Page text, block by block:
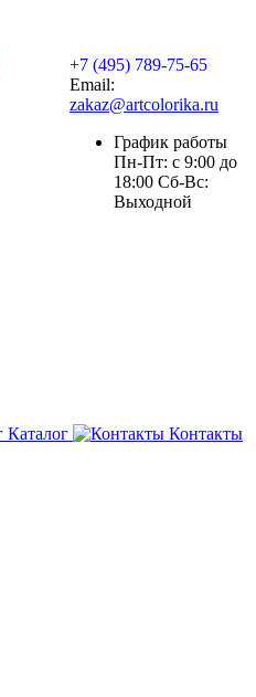
+7 (495) 789-75-65
Email:
zakaz@artcolorika.ru
График работы
Пн-Пт: с 9:00 до
18:00 Сб-Вс:
Выходной
Каталог Контакты